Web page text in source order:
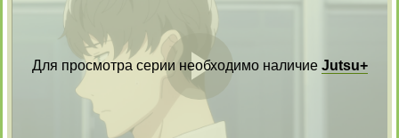
Для просмотра серии необходимо наличие Jutsu+